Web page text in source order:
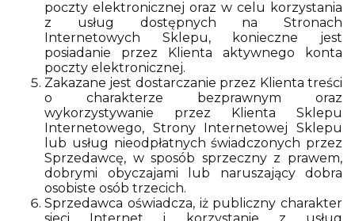
poczty elektronicznej oraz w celu korzystania
z usług dostępnych na Stronach
Internetowych Sklepu, konieczne jest
posiadanie przez Klienta aktywnego konta
poczty elektronicznej.
Zakazane jest dostarczanie przez Klienta treści
o charakterze bezprawnym oraz
wykorzystywanie przez Klienta Sklepu
Internetowego, Strony Internetowej Sklepu
lub usług nieodpłatnych świadczonych przez
Sprzedawcę, w sposób sprzeczny z prawem,
dobrymi obyczajami lub naruszający dobra
osobiste osób trzecich.
Sprzedawca oświadcza, iż publiczny charakter